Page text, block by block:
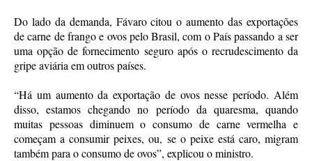
Do lado da demanda, Fávaro citou o aumento das exportações
de carne de frango e ovos pelo Brasil, com o País passando a ser
uma opção de fornecimento seguro após o recrudescimento da
gripe aviária em outros países.
“Há um aumento da exportação de ovos nesse período. Além
disso, estamos chegando no período da quaresma, quando
muitas pessoas diminuem o consumo de carne vermelha e
começam a consumir peixes, ou, se o peixe está caro, migram
também para o consumo de ovos”, explicou o ministro.